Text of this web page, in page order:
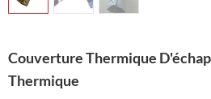
Couverture Thermique
Thermique